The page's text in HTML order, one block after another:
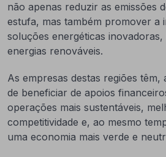
não apenas reduzir as emissões
estufa, mas também promover a
soluções energéticas inovadoras,
energias renováveis.
As empresas destas regiões têm,
de beneficiar de apoios
operações mais sustentáveis,
competitividade e, ao mesmo
uma economia mais verde e